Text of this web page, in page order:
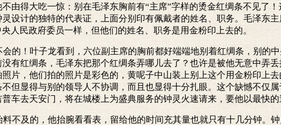
由得大吃一惊：别在毛泽东胸前有“主席”字样的烫金红绸条不见了
设计的独特的代表证，上面分别印有佩戴者的姓名、职务。毛泽东
人民政府委员一样，但他们的姓名、职务是用金粉印上去的。
的！叶子龙看到，六位副主席的胸前都好端端地别着红绸条，别的
有红绸条，毛泽东把那个红绸条弄哪儿去了？也许是被他无意中弄
片，他们拍的照片是彩色的，黄呢子中山装上别上这个用金粉印上
但显得与别的领导人不协调，而且也显得十分扎眼。这个缺憾不仅
车去天安门，将在城楼上为盛典服务的钟灵火速请来，要他以最快
不及的，他抬腕看看表，留给他的时间充其量也就只有十几分钟。